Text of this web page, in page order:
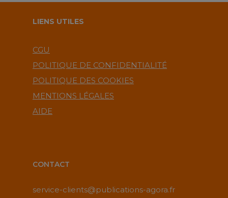
LIENS UTILES
CGU
POLITIQUE DE CONFIDENTIALITÉ
POLITIQUE DES COOKIES
MENTIONS LÉGALES
AIDE
CONTACT
service-clients@publications-agora.fr